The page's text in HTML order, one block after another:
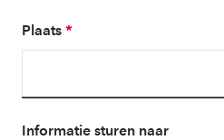
Plaats *
Informatie sturen naar